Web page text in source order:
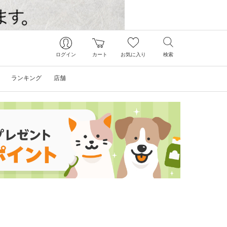
ログイン カート お気に入り 検索
ランキング 店舗